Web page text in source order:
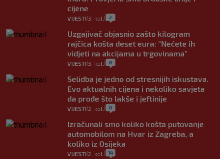
cijene
VIJESTI 3. kol. 2
Uzgajivač objasnio zašto kilogram
rajčica košta deset eura: "Nećete ih
vidjeti na akcijama u trgovinama"
VIJESTI 3. kol. 8
Selidba je jedno od stresnijih iskustava.
Evo aktualnih cijena i nekoliko savjeta
da prođe što lakše i jeftinije
VIJESTI 2. kol. 0
Izračunali smo koliko košta putovanje
automobilom na Hvar iz Zagreba, a
koliko iz Osijeka
VIJESTI 2. kol. 14